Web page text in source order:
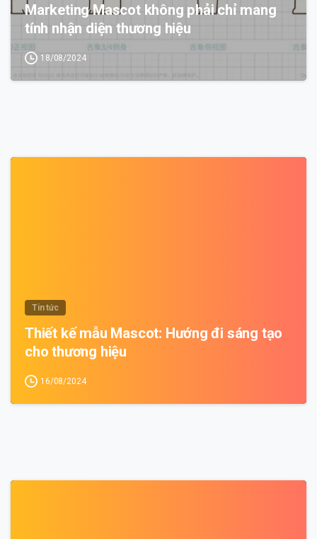
Marketing Mascot không phải chỉ mang
tính nhận diện thương hiệu
18/08/2024
Tin tức
Thiết kế mẫu Mascot: Hướng đi sáng tạo
cho thương hiệu
16/08/2024